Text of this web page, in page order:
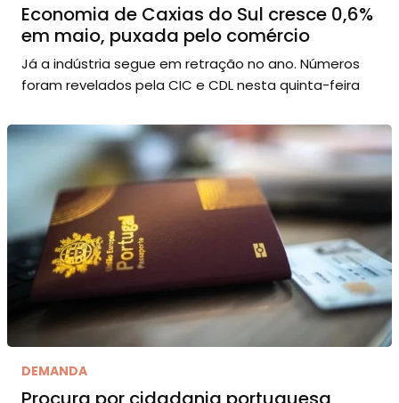
Economia de Caxias do Sul cresce 0,6%
em maio, puxada pelo comércio
Já a indústria segue em retração no ano. Números
foram revelados pela CIC e CDL nesta quinta-feira
DEMANDA